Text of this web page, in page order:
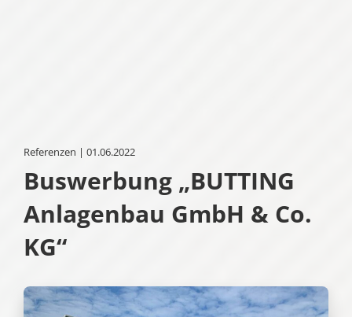
Referenzen | 01.06.2022
Buswerbung „BUTTING
Anlagenbau GmbH & Co.
KG“